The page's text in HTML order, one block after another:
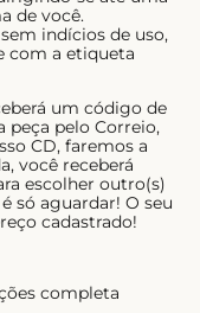
de você.
indícios de uso,
com a etiqueta
um código de
peça pelo Correio,
CD, faremos a
você receberá
escolher outro(s)
só aguardar! O seu
cadastrado!
completa